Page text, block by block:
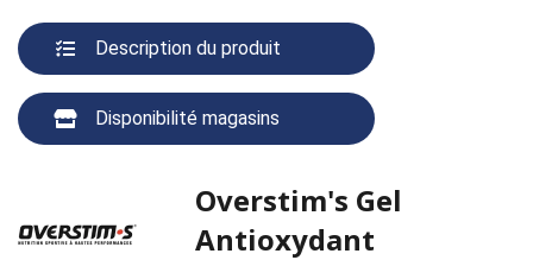
Description du produit
Disponibilité magasins
Overstim's Gel
Antioxydant